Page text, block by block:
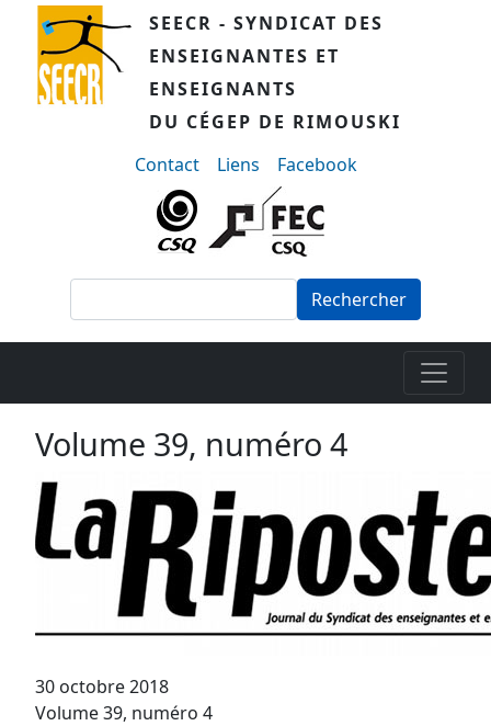
Aller au contenu principalSEECR - SYNDICAT DES
ENSEIGNANTES ET
ENSEIGNANTS
DU CÉGEP DE RIMOUSKI
menu-secondaire
Contact Liens Facebook
Volume 39, numéro 4
30 octobre 2018
Volume 39, numéro 4